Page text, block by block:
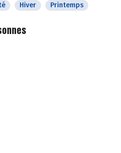
Hiver Printemps